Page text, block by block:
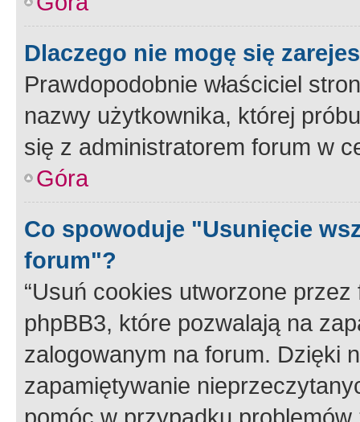
Dlaczego nie mogę się
Prawdopodobnie właściciel
nazwy użytkownika, której
się z administratorem forum w
Góra
Co spowoduje "Usunięcie
forum"?
“Usuń cookies utworzone
phpBB3, które pozwalają na
zalogowanym na forum. Dzięki
zapamiętywanie